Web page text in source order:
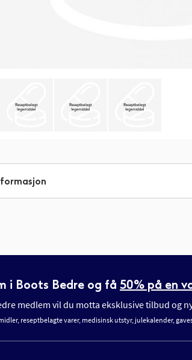
i Boots Bedre og få 50% på en
medlem vil du motta eksklusive tilbud og
reseptbelagte varer, medisinsk utstyr, julekalender,